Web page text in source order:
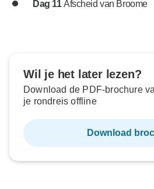
Dag 11Afscheid van Broome
Wil je het later lezen?
Download de PDF-brochure
je rondreis offline
Download